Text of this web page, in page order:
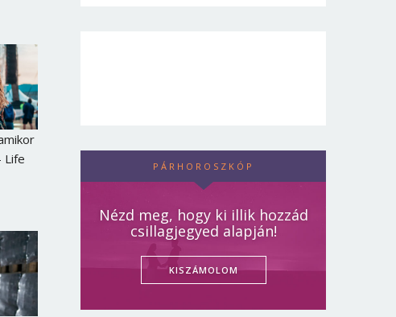
Life
PÁRHOROSZKÓP
Nézd meg, hogy ki illik hozzád
csillagjegyed alapján!
KISZÁMOLOM